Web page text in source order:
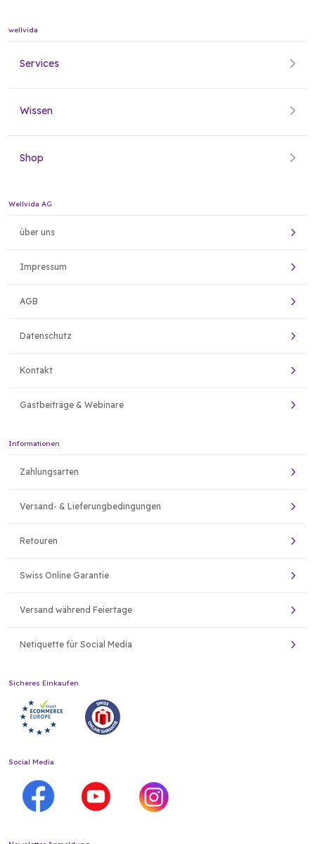
wellvida
Services
Wissen
Shop
Wellvida AG
über uns
Impressum
AGB
Datenschutz
Kontakt
Gastbeiträge & Webinare
Informationen
Zahlungsarten
Versand- & Lieferungbedingungen
Retouren
Swiss Online Garantie
Versand während Feiertage
Netiquette für Social Media
Sicheres Einkaufen
Social Media